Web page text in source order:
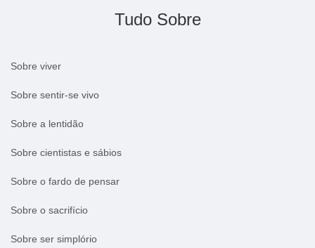
Tudo Sobre
Sobre viver
Sobre sentir-se vivo
Sobre a lentidão
Sobre cientistas e sábios
Sobre o fardo de pensar
Sobre o sacrifício
Sobre ser simplório